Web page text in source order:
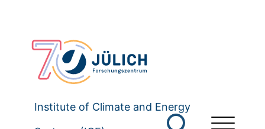
Institute of Climate and Energy